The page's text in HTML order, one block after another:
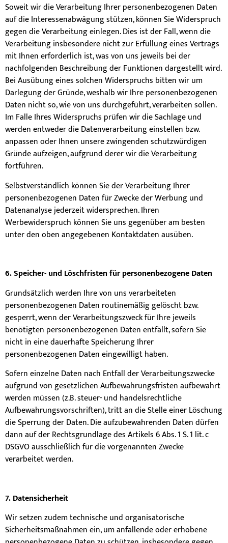
Soweit wir die Verarbeitung Ihrer personenbezogenen Daten
auf die Interessenabwägung stützen, können Sie Widerspruch
gegen die Verarbeitung einlegen. Dies ist der Fall, wenn die
Verarbeitung insbesondere nicht zur Erfüllung eines Vertrags
mit Ihnen erforderlich ist, was von uns jeweils bei der
nachfolgenden Beschreibung der Funktionen dargestellt wird.
Bei Ausübung eines solchen Widerspruchs bitten wir um
Darlegung der Gründe, weshalb wir Ihre personenbezogenen
Daten nicht so, wie von uns durchgeführt, verarbeiten sollen.
Im Falle Ihres Widerspruchs prüfen wir die Sachlage und
werden entweder die Datenverarbeitung einstellen bzw.
anpassen oder Ihnen unsere zwingenden schutzwürdigen
Gründe aufzeigen, aufgrund derer wir die Verarbeitung
fortführen.
Selbstverständlich können Sie der Verarbeitung Ihrer
personenbezogenen Daten für Zwecke der Werbung und
Datenanalyse jederzeit widersprechen. Ihren
Werbewiderspruch können Sie uns gegenüber am besten
unter den oben angegebenen Kontaktdaten ausüben.
6. Speicher- und Löschfristen für personenbezogene Daten
Grundsätzlich werden Ihre von uns verarbeiteten
personenbezogenen Daten routinemäßig gelöscht bzw.
gesperrt, wenn der Verarbeitungszweck für Ihre jeweils
benötigten personenbezogenen Daten entfällt, sofern Sie
nicht in eine dauerhafte Speicherung Ihrer
personenbezogenen Daten eingewilligt haben.
Sofern einzelne Daten nach Entfall der Verarbeitungszwecke
aufgrund von gesetzlichen Aufbewahrungsfristen aufbewahrt
werden müssen (z.B. steuer- und handelsrechtliche
Aufbewahrungsvorschriften), tritt an die Stelle einer Löschung
die Sperrung der Daten. Die aufzubewahrenden Daten dürfen
dann auf der Rechtsgrundlage des Artikels 6 Abs. 1 S. 1 lit. c
DSGVO ausschließlich für die vorgenannten Zwecke
verarbeitet werden.
7. Datensicherheit
Wir setzen zudem technische und organisatorische
Sicherheitsmaßnahmen ein, um anfallende oder erhobene